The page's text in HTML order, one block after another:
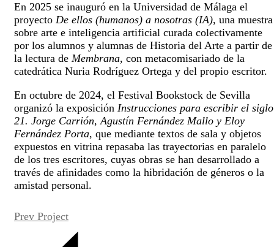
En 2025 se inauguró en la Universidad de Málaga el
proyecto De ellos (humanos) a nosotras (IA), una muestra
sobre arte e inteligencia artificial curada colectivamente
por los alumnos y alumnas de Historia del Arte a partir de
la lectura de Membrana, con metacomisariado de la
catedrática Nuria Rodríguez Ortega y del propio escritor.
En octubre de 2024, el Festival Bookstock de Sevilla
organizó la exposición Instrucciones para escribir el siglo
21. Jorge Carrión, Agustín Fernández Mallo y Eloy
Fernández Porta, que mediante textos de sala y objetos
expuestos en vitrina repasaba las trayectorias en paralelo
de los tres escritores, cuyas obras se han desarrollado a
través de afinidades como la hibridación de géneros o la
amistad personal.
Prev Project